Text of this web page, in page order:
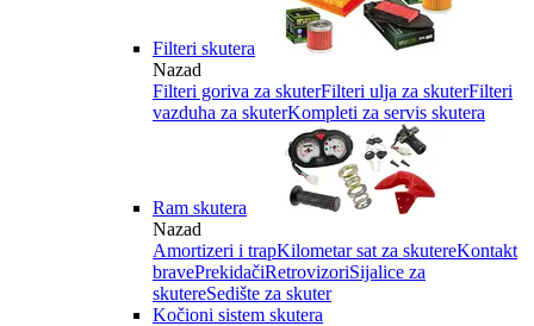
Filteri skutera
Nazad
Filteri goriva za skuterFilteri ulja za skuterFilteri
vazduha za skuterKompleti za servis skutera
Ram skutera
Nazad
Amortizeri i trapKilometar sat za skutereKontakt
bravePrekidačiRetrovizoriSijalice za
skutereSedište za skuter
Kočioni sistem skutera